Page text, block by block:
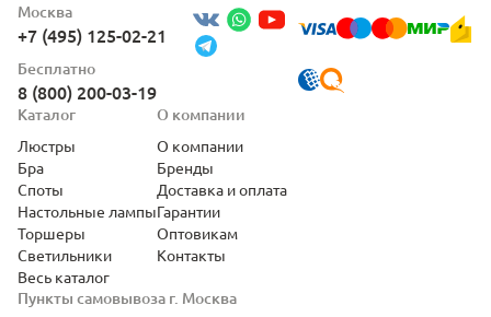
Москва
+7 (495) 125-02-21
Бесплатно
8 (800) 200-03-19
Пункты самовывоза г. Москва
Каталог
Люстры
Бра
Споты
Настольные лампы
Торшеры
Светильники
Весь каталог
О компании
О компании
Бренды
Доставка и оплата
Гарантии
Оптовикам
Контакты